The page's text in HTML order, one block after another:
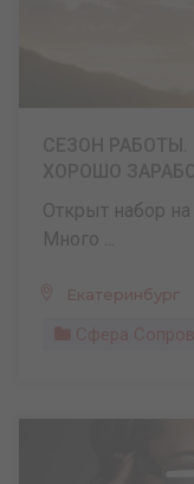
Открыт набор
Много ...
Екатеринбург
Сфера